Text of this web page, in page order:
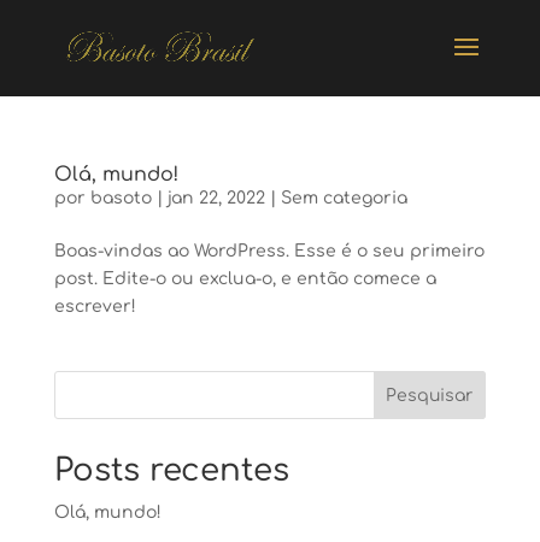
Olá, mundo!
por basoto| jan 22, 2022| Sem categoria
Boas-vindas ao WordPress. Esse é o seu primeiro
post. Edite-o ou exclua-o, e então comece a
escrever!
Pesquisar
Posts recentes
Olá, mundo!